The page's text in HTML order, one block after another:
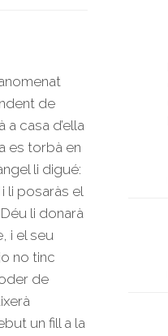
de
a casa d’ella
es torbà en
li digué:
li posaràs el
li donarà
i el seu
no tinc
de
un fill a la